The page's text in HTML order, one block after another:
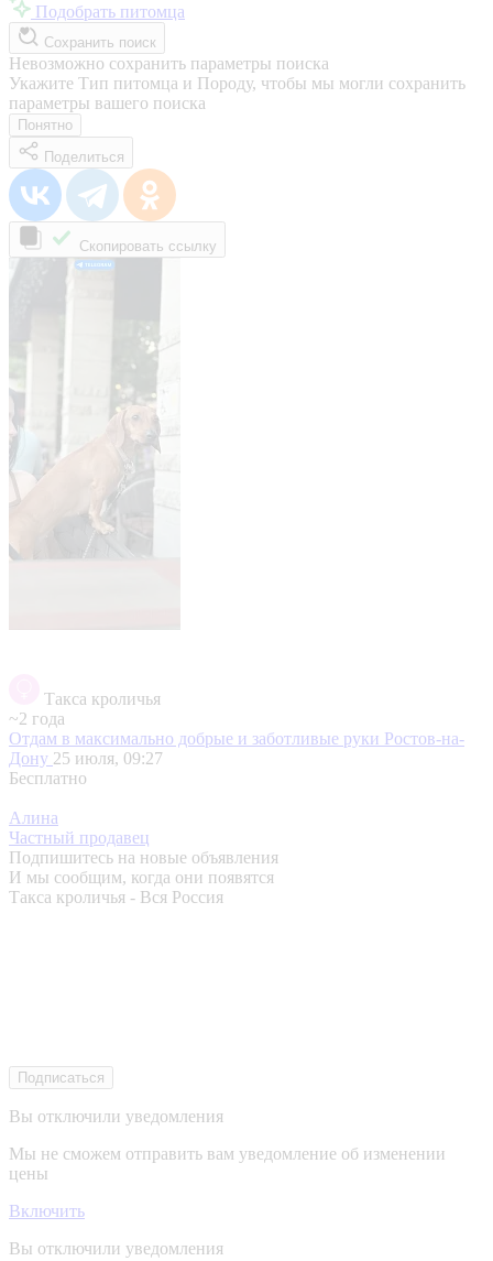
Подобрать питомца
Сохранить поиск
Невозможно сохранить параметры поиска
Укажите Тип питомца и Породу, чтобы мы могли сохранить
параметры вашего поиска
Понятно
Поделиться
Скопировать ссылку
Такса кроличья
~2 года
Отдам в максимально добрые и заботливые руки Ростов-на-
Дону 25 июля, 09:27
Бесплатно
Алина
Частный продавец
Подпишитесь на новые объявления
И мы сообщим, когда они появятся
Такса кроличья - Вся Россия
Подписаться
Вы отключили уведомления
Мы не сможем отправить вам уведомление об изменении
цены
Включить
Вы отключили уведомления